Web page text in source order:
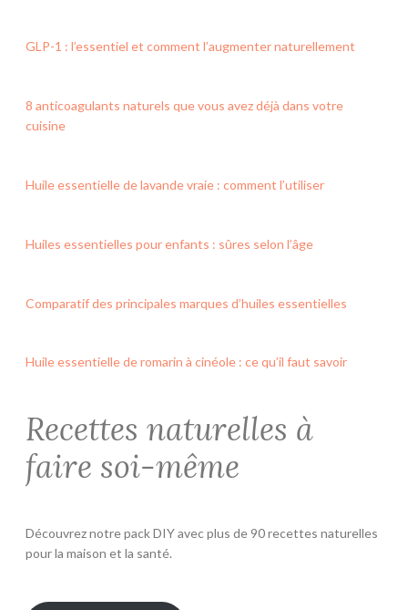
GLP-1 : l’essentiel et comment l’augmenter naturellement
8 anticoagulants naturels que vous avez déjà dans votre
cuisine
Huile essentielle de lavande vraie : comment l’utiliser
Huiles essentielles pour enfants : sûres selon l’âge
Comparatif des principales marques d’huiles essentielles
Huile essentielle de romarin à cinéole : ce qu’il faut savoir
Recettes naturelles à
faire soi-même
Découvrez notre pack DIY avec plus de 90 recettes naturelles
pour la maison et la santé.